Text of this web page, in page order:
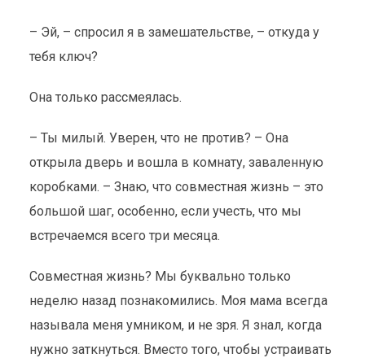
– Эй, – спросил я в замешательстве, – откуда у
тебя ключ?
Она только рассмеялась.
– Ты милый. Уверен, что не против? – Она
открыла дверь и вошла в комнату, заваленную
коробками. – Знаю, что совместная жизнь – это
большой шаг, особенно, если учесть, что мы
встречаемся всего три месяца.
Совместная жизнь? Мы буквально только
неделю назад познакомились. Моя мама всегда
называла меня умником, и не зря. Я знал, когда
нужно заткнуться. Вместо того, чтобы устраивать